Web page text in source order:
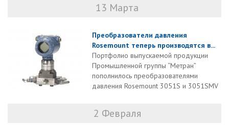
13 Марта
Преобразователи давления
Rosemount теперь производятся в...
Портфолио выпускаемой продукции
Промышленной группы “Метран”
пополнилось преобразователями
давления Rosemount 3051S и 3051SMV
2 Февраля